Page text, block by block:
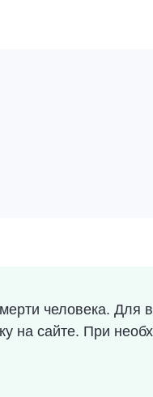
человека. Для
на сайте. При